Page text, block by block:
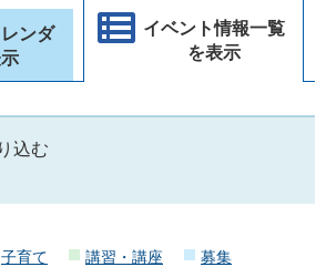
ンダ
イベント情報一覧
を表示
込む
子育て 講習・講座
募集